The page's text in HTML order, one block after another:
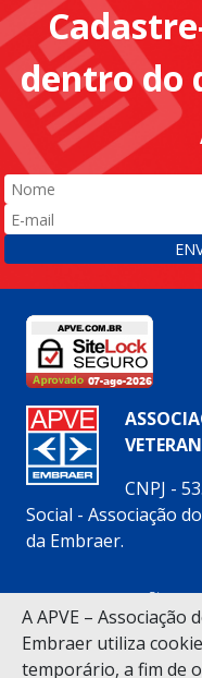
A APVE –
Embraer utiliza
temporário, a fim de
dentro do
CNPJ -
Social - Associação
da Embraer.
Siga